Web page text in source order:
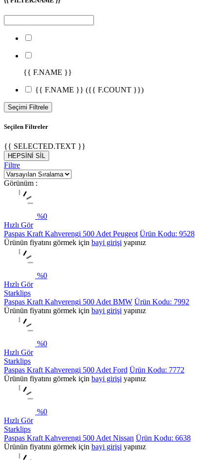
{{ F.NAME }}
{{ F.NAME }} ({{ F.COUNT }})
Seçimi Filtrele
Seçilen Filtreler
{{ SELECTED.TEXT }}
HEPSİNİ SİL
Filtre
Görünüm :
%0
Hızlı Gör
Paspas Kraft Kahverengi 500 Adet Peugeot Ürün Kodu: 9528
Ürünün fiyatını görmek için bayi girişi yapınız
%0
Hızlı Gör
Starklips
Paspas Kraft Kahverengi 500 Adet BMW Ürün Kodu: 7992
Ürünün fiyatını görmek için bayi girişi yapınız
%0
Hızlı Gör
Starklips
Paspas Kraft Kahverengi 500 Adet Ford Ürün Kodu: 7772
Ürünün fiyatını görmek için bayi girişi yapınız
%0
Hızlı Gör
Starklips
Paspas Kraft Kahverengi 500 Adet Nissan Ürün Kodu: 6638
Ürünün fiyatını görmek için bayi girişi yapınız